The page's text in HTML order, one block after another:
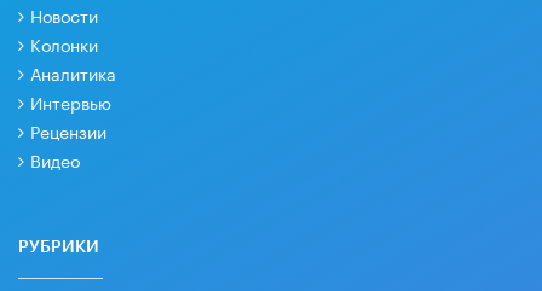
Новости
Колонки
Аналитика
Интервью
Рецензии
Видео
РУБРИКИ